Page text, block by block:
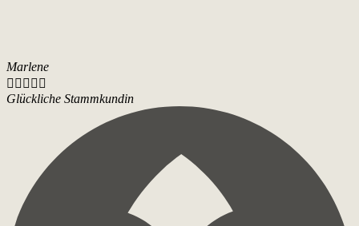
Marlene
    
Glückliche Stammkundin